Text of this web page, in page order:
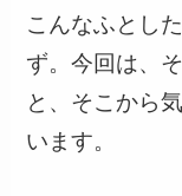
こんなふとし
ず。今回は、
と、そこから
います。